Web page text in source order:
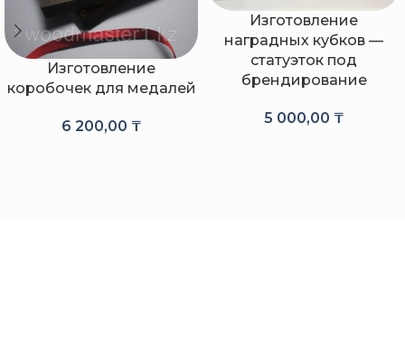
Изготовление
коробочек для медалей
6 200,00 ₸
Изготовление
наградных кубков —
статуэток под
брендирование
5 000,00 ₸